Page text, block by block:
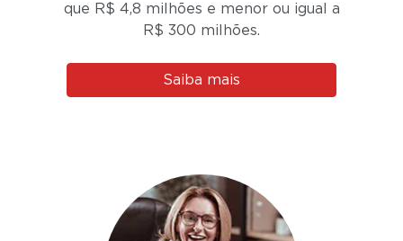
que R$ 4,8 milhões e menor ou igual a
R$ 300 milhões.
Saiba mais